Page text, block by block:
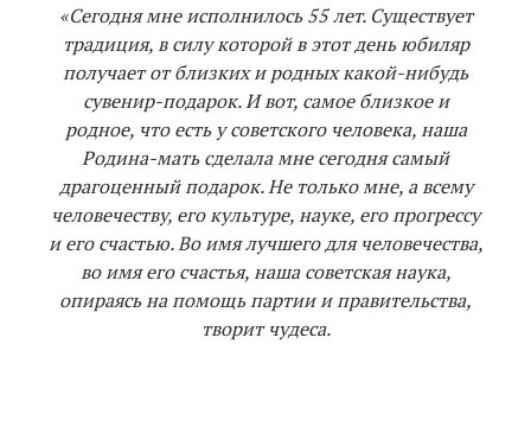
«Сегодня мне исполнилось 55 лет. Существует
традиция, в силу которой в этот день юбиляр
получает от близких и родных какой-нибудь
сувенир-подарок. И вот, самое близкое и
родное, что есть у советского человека, наша
Родина-мать сделала мне сегодня самый
драгоценный подарок. Не только мне, а всему
человечеству, его культуре, науке, его прогрессу
и его счастью. Во имя лучшего для человечества,
во имя его счастья, наша советская наука,
опираясь на помощь партии и правительства,
творит чудеса.